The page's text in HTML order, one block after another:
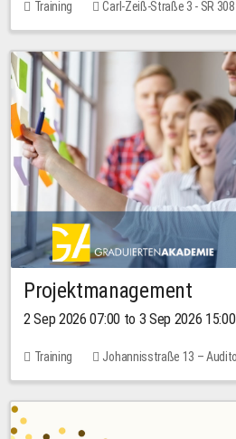
Training Carl-Zeiß-Straße 3 - SR 308
Projektmanagement
2 Sep 2026 07:00 to 3 Sep 2026 15:00
Training
Johannisstraße 13 –
No free places
30.00 EUR